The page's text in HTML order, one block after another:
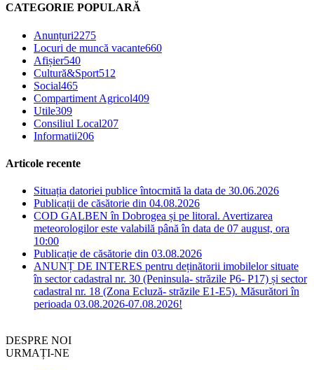
CATEGORIE POPULARĂ
Anunțuri2275
Locuri de muncă vacante660
Afișier540
Cultură&Sport512
Social465
Compartiment Agricol409
Utile309
Consiliul Local207
Informatii206
Articole recente
Situația datoriei publice întocmită la data de 30.06.2026
Publicații de căsătorie din 04.08.2026
COD GALBEN în Dobrogea și pe litoral. Avertizarea
meteorologilor este valabilă până în data de 07 august, ora
10:00
Publicație de căsătorie din 03.08.2026
ANUNȚ DE INTERES pentru deținătorii imobilelor situate
în sector cadastral nr. 30 (Peninsula- străzile P6- P17) și sector
cadastral nr. 18 (Zona Ecluză- străzile E1-E5). Măsurători în
perioada 03.08.2026-07.08.2026!
DESPRE NOI
URMAȚI-NE